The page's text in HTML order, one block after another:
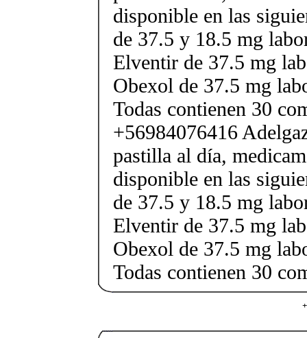
disponible en las
de 37.5 y 18.5 mg
Elventir de 37.5 mg
Obexol de 37.5 mg
Todas contienen 30
+56984076416
pastilla al día,
disponible en las
de 37.5 y 18.5 mg
Elventir de 37.5 mg
Obexol de 37.5 mg
Todas contienen 30